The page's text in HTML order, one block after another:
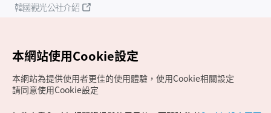
韓國觀光公社介紹
本網站使用Cookie設定
本網站為提供使用者更佳的使用體驗，使用Cookie相關設定
請同意使用Cookie設定